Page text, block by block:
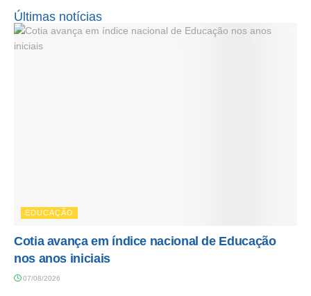
Últimas notícias
EDUCAÇÃO
Cotia avança em índice nacional de Educação
nos anos iniciais
07/08/2026